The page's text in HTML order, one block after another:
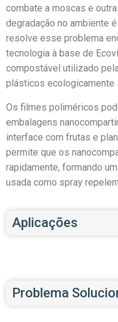
combate a moscas e
degradação no ambiente
resolve esse problema
tecnologia à base de
compostável utilizado
plásticos ecologicamente
Os filmes poliméricos
embalagens
interface com frutas e
permite que os
rapidamente, formando
usada como spray
Aplicações
Problema